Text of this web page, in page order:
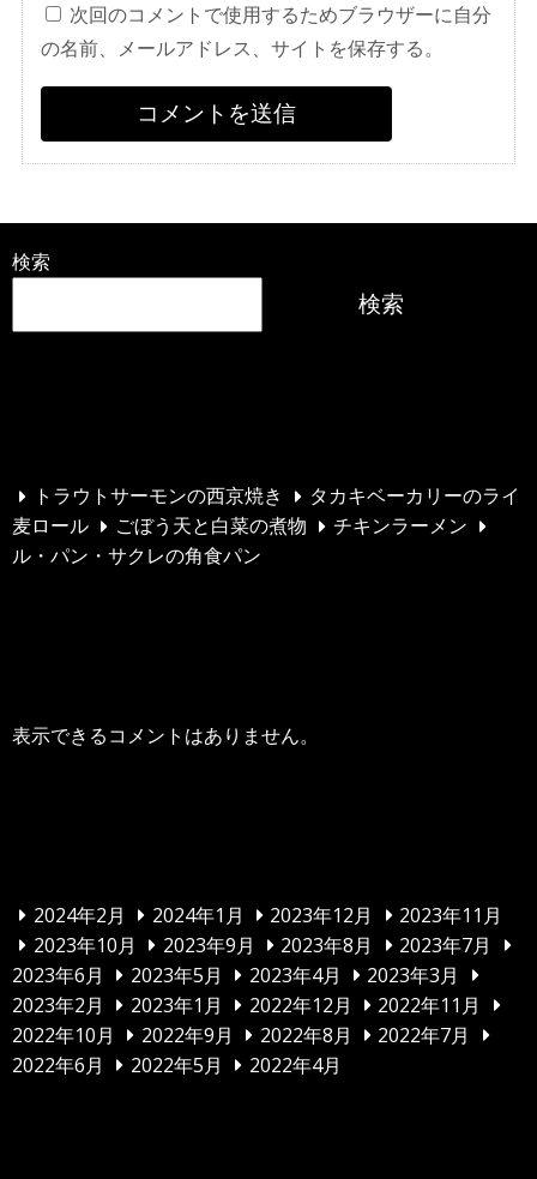
次回のコメントで使用するためブラウザーに自分
の名前、メールアドレス、サイトを保存する。
検索
検索
トラウトサーモンの西京焼き
タカキベーカリーのライ
麦ロール
ごぼう天と白菜の煮物
チキンラーメン
ル・パン・サクレの角食パン
表示できるコメントはありません。
2024年2月 2024年1月 2023年12月
2023年11月
2023年10月
2023年9月 2023年8月
2023年7月
2023年6月
2023年5月 2023年4月
2023年3月
2023年2月
2023年1月 2022年12月
2022年11月
2022年10月
2022年9月 2022年8月
2022年7月
2022年6月
2022年5月 2022年4月